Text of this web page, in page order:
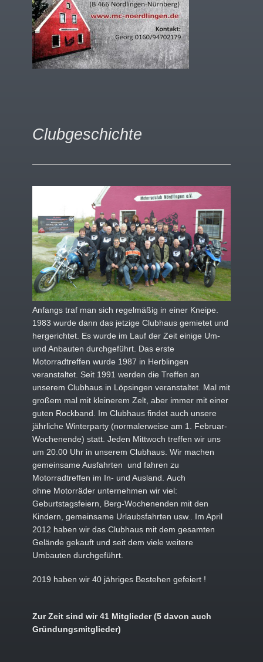
Clubgeschichte
Anfangs traf man sich regelmäßig in einer Kneipe.
1983 wurde dann das jetzige Clubhaus gemietet und
hergerichtet. Es wurde im Lauf der Zeit einige Um-
und Anbauten durchgeführt. Das erste
Motorradtreffen wurde 1987 in Herblingen
veranstaltet. Seit 1991 werden die Treffen an
unserem Clubhaus in Löpsingen veranstaltet. Mal mit
großem mal mit kleinerem Zelt, aber immer mit einer
guten Rockband. Im Clubhaus findet auch unsere
jährliche Winterparty (normalerweise am 1. Februar-
Wochenende) statt. Jeden Mittwoch treffen wir uns
um 20.00 Uhr in unserem Clubhaus. Wir machen
gemeinsame Ausfahrten und fahren zu
Motorradtreffen im In- und Ausland. Auch
ohne Motorräder unternehmen wir viel:
Geburtstagsfeiern, Berg-Wochenenden mit den
Kindern, gemeinsame Urlaubsfahrten usw.. Im April
2012 haben wir das Clubhaus mit dem gesamten
Gelände gekauft und seit dem viele weitere
Umbauten durchgeführt.
2019 haben wir 40 jähriges Bestehen gefeiert !
Zur Zeit sind wir 41 Mitglieder (5 davon auch
Gründungsmitglieder)